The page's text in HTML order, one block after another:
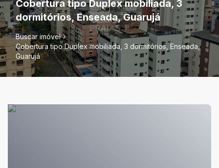
Cobertura tipo Duplex mobiliada, 3
dormitórios, Enseada, Guarujá
Buscar imóvel
Cobertura tipo Duplex mobiliada, 3 dormitórios, Enseada,
Guarujá